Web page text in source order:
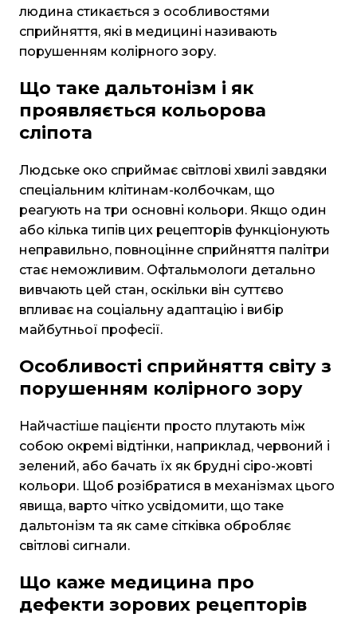
людина стикається з особливостями
сприйняття, які в медицині називають
порушенням колірного зору.
Що таке дальтонізм і як
проявляється кольорова
сліпота
Людське око сприймає світлові хвилі завдяки
спеціальним клітинам-колбочкам, що
реагують на три основні кольори. Якщо один
або кілька типів цих рецепторів функціонують
неправильно, повноцінне сприйняття палітри
стає неможливим. Офтальмологи детально
вивчають цей стан, оскільки він суттєво
впливає на соціальну адаптацію і вибір
майбутньої професії.
Особливості сприйняття світу з
порушенням колірного зору
Найчастіше пацієнти просто плутають між
собою окремі відтінки, наприклад, червоний і
зелений, або бачать їх як брудні сіро-жовті
кольори. Щоб розібратися в механізмах цього
явища, варто чітко усвідомити, що таке
дальтонізм та як саме сітківка обробляє
світлові сигнали.
Що каже медицина про
дефекти зорових рецепторів